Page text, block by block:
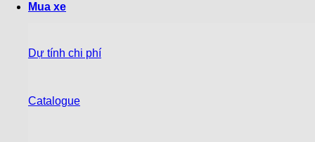
Mua xe
Dự tính chi phí
Catalogue